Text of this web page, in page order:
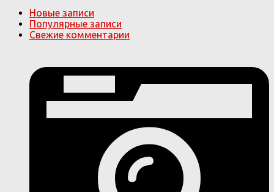
Новые записи
Популярные записи
Свежие комментарии